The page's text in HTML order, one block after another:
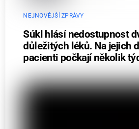
NEJNOVĚJŠÍ ZPRÁVY
Súkl hlásí nedostupnost
důležitých léků. Na jejich
pacienti počkají několik